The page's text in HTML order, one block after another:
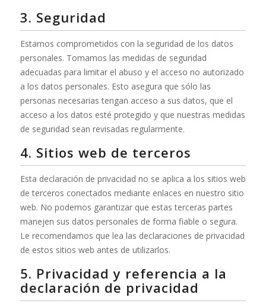
3. Seguridad
Estamos comprometidos con la seguridad de los datos
personales. Tomamos las medidas de seguridad
adecuadas para limitar el abuso y el acceso no autorizado
a los datos personales. Esto asegura que sólo las
personas necesarias tengan acceso a sus datos, que el
acceso a los datos esté protegido y que nuestras medidas
de seguridad sean revisadas regularmente.
4. Sitios web de terceros
Esta declaración de privacidad no se aplica a los sitios web
de terceros conectados mediante enlaces en nuestro sitio
web. No podemos garantizar que estas terceras partes
manejen sus datos personales de forma fiable o segura.
Le recomendamos que lea las declaraciones de privacidad
de estos sitios web antes de utilizarlos.
5. Privacidad y referencia a la
declaración de privacidad